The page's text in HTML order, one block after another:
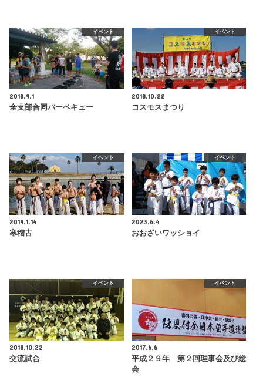
イベント
2018.9.1
全支部合同バーベキュー
イベント
2018.10.22
コスモスまつり
イベント
2019.1.14
寒稽古
イベント
2023.6.4
おおざいワッショイ
イベント
2018.10.22
交流試合
イベント
2017.6.6
平成２９年 第２回理事会及び総
会